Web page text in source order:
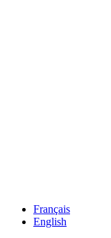
Français
English